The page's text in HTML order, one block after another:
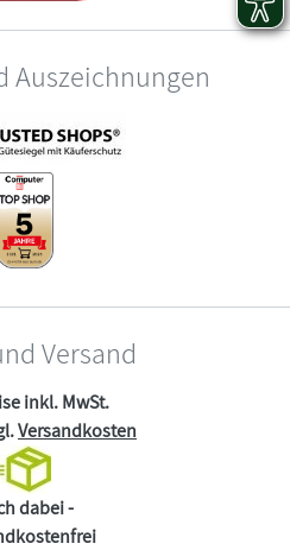
Auszeichnungen
Versand
inkl. MwSt.
Versandkosten
dabei -